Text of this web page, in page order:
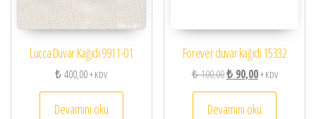
Lucca Duvar Kağıdı 9911-01
₺400,00+ KDV
Devamını oku
Forever duvar kağıdı 15332
₺100,00Orijinal fiyat: ₺ 100,00.
₺90,00Şu andaki fiyat:
+ KDV
Devamını oku